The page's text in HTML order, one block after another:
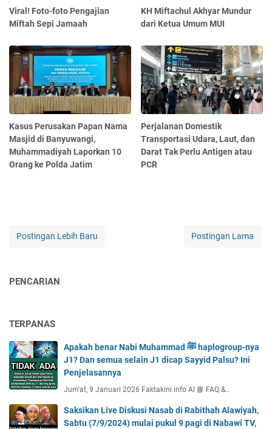
Viral! Foto-foto Pengajian
Miftah Sepi Jamaah
KH Miftachul Akhyar Mundur
dari Ketua Umum MUI
Kasus Perusakan Papan Nama
Masjid di Banyuwangi,
Muhammadiyah Laporkan 10
Orang ke Polda Jatim
Perjalanan Domestik
Transportasi Udara, Laut, dan
Darat Tak Perlu Antigen atau
PCR
Postingan Lebih Baru Postingan Lama
PENCARIAN
TERPANAS
Apakah benar Nabi Muhammad ﷺ haplogroup-nya
J1? Dan semua selain J1 dicap Sayyid Palsu? Ini
Penjelasannya
Jum'at, 9 Januari 2026 Faktakini.info AI 📘 FAQ &…
Saksikan Live Diskusi Nasab di Rabithah Alawiyah,
Sabtu (7/9/2024) mulai pukul 9 pagi di Nabawi TV,